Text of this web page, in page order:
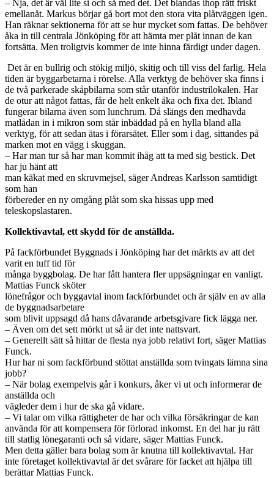
– Nja, det är väl lite si och så med det. Det blandas ihop rätt friskt
emellanåt. Markus börjar gå bort mot den stora vita plåtväggen igen.
Han räknar sektionerna för att se hur mycket som fattas. De behöver
åka in till centrala Jönköping för att hämta mer plåt innan de kan
fortsätta. Men troligtvis kommer de inte hinna färdigt under dagen.
Det är en bullrig och stökig miljö, skitig och till viss del farlig. Hela
tiden är byggarbetarna i rörelse. Alla verktyg de behöver ska finns i
de två parkerade skåpbilarna som står utanför industrilokalen. Har
de otur att något fattas, får de helt enkelt åka och fixa det. Ibland
fungerar bilarna även som lunchrum. Då slängs den medhavda
matlådan in i mikron som står inbäddad på en hylla bland alla
verktyg, för att sedan ätas i förarsätet. Eller som i dag, sittandes på
marken mot en vägg i skuggan.
– Har man tur så har man kommit ihåg att ta med sig bestick. Det
har ju hänt att
man käkat med en skruvmejsel, säger Andreas Karlsson samtidigt
som han
förbereder en ny omgång plåt som ska hissas upp med
teleskopslastaren.
Kollektivavtal, ett skydd för de anställda.
På fackförbundet Byggnads i Jönköping har det märkts av att det
varit en tuff tid för
många byggbolag. De har fått hantera fler uppsägningar en vanligt.
Mattias Funck sköter
lönefrågor och byggavtal inom fackförbundet och är själv en av alla
de byggnadsarbetare
som blivit uppsagd då hans dåvarande arbetsgivare fick lägga ner.
– Även om det sett mörkt ut så är det inte nattsvart.
– Generellt sätt så hittar de flesta nya jobb relativt fort, säger Mattias
Funck.
Hur har ni som fackförbund stöttat anställda som tvingats lämna sina
jobb?
– När bolag exempelvis går i konkurs, åker vi ut och informerar de
anställda och
vägleder dem i hur de ska gå vidare.
– Vi talar om vilka rättigheter de har och vilka försäkringar de kan
använda för att kompensera för förlorad inkomst. En del har ju rätt
till statlig lönegaranti och så vidare, säger Mattias Funck.
Men detta gäller bara bolag som är knutna till kollektivavtal. Har
inte företaget kollektivavtal är det svårare för facket att hjälpa till
berättar Mattias Funck.